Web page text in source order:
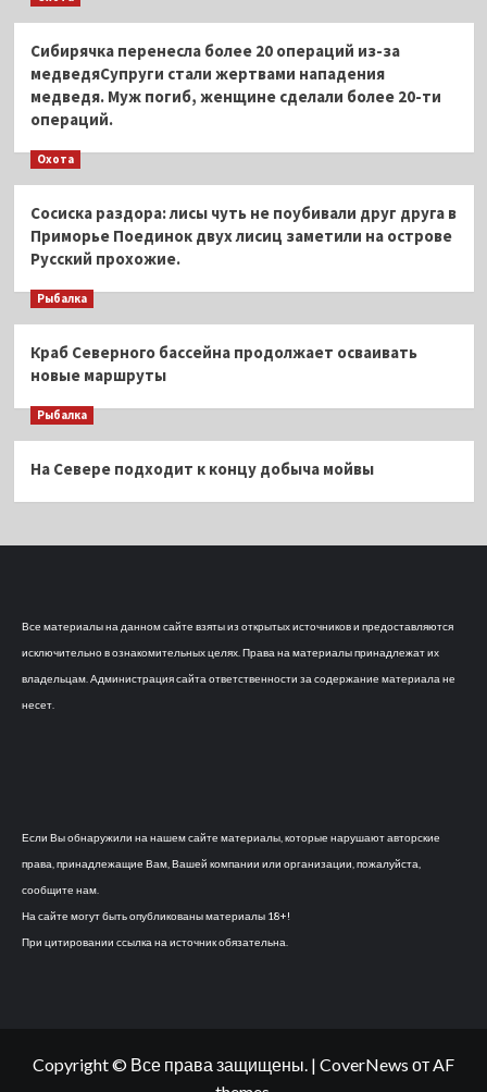
Сибирячка перенесла более 20 операций из-за
медведяСупруги стали жертвами нападения
медведя. Муж погиб, женщине сделали более 20-ти
операций.
Охота
Сосиска раздора: лисы чуть не поубивали друг друга в
Приморье Поединок двух лисиц заметили на острове
Русский прохожие.
Рыбалка
Краб Северного бассейна продолжает осваивать
новые маршруты
Рыбалка
На Севере подходит к концу добыча мойвы
Все материалы на данном сайте взяты из открытых источников и предоставляются
исключительно в ознакомительных целях. Права на материалы принадлежат их
владельцам. Администрация сайта ответственности за содержание материала не
несет.
Если Вы обнаружили на нашем сайте материалы, которые нарушают авторские
права, принадлежащие Вам, Вашей компании или организации, пожалуйста,
сообщите нам.
На сайте могут быть опубликованы материалы 18+!
При цитировании ссылка на источник обязательна.
Copyright © Все права защищены. | CoverNews от AF